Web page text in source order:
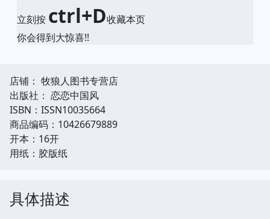
立刻按 ctrl+D收藏本页
你会得到大惊喜!!
店铺： 牧狼人图书专营店
出版社： 恋恋中国风
ISBN：ISSN10035664
商品编码：10426679889
开本：16开
用纸：胶版纸
具体描述